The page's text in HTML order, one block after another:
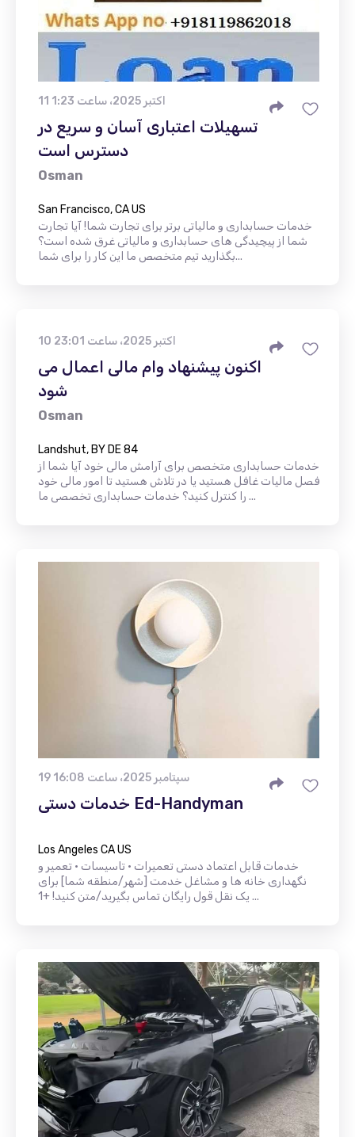
11 اکتبر 2025، ساعت 1:23
تسهیلات اعتباری آسان و سریع در
دسترس است
Osman
San Francisco, CA US
خدمات حسابداری و مالیاتی برتر برای تجارت شما! آیا تجارت
شما از پیچیدگی های حسابداری و مالیاتی غرق شده است؟
بگذارید تیم متخصص ما این کار را برای شما...
10 اکتبر 2025، ساعت 23:01
اکنون پیشنهاد وام مالی اعمال می
شود
Osman
Landshut, BY DE 84
خدمات حسابداری متخصص برای آرامش مالی خود آیا شما از
فصل مالیات غافل هستید یا در تلاش هستید تا امور مالی خود
را کنترل کنید؟ خدمات حسابداری تخصصی ما ...
19 سپتامبر 2025، ساعت 16:08
خدمات دستی Ed-Handyman
Los Angeles CA US
خدمات قابل اعتماد دستی تعمیرات • تاسیسات • تعمیر و
نگهداری خانه ها و مشاغل خدمت [شهر/منطقه شما] برای
یک نقل قول رایگان تماس بگیرید/متن کنید! +1 ...